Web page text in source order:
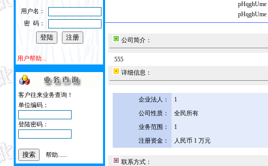
用户名：
密 码：
用户帮助...
客户往来业务查询！
单位编码：
登陆密码：
帮助......
pHqghUme
pHqghUme
公司简介：
555
详细信息：
企业法人：
1
公司性质：
全民所有
业务范围：
1
注册资金：
人民币 1 万元
联系方式：